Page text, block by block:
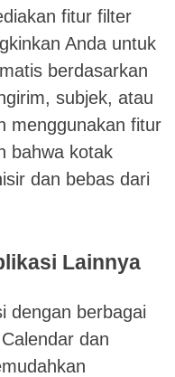
fitur filter
Anda untuk
berdasarkan
subjek, atau
menggunakan fitur
bahwa kotak
dan bebas dari
Lainnya
dengan berbagai
dan